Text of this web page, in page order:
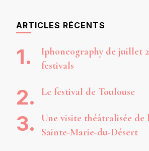
ARTICLES RÉCENTS
Iphoneography de juillet
festivals
Le festival de Toulouse
Une visite théâtralisée de
Sainte-Marie-du-Désert